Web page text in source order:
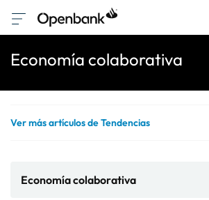
Economía colaborativa
Ver más artículos de Tendencias
Economía colaborativa